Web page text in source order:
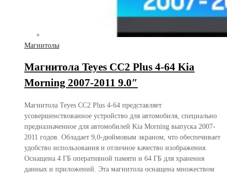
Магнитолы
Магнитола Teyes CC2 Plus 4-64 Kia
Morning 2007-2011 9.0″
Магнитола Teyes CC2 Plus 4-64 представляет
усовершенствованное устройство для автомобиля, специально
предназначенное для автомобилей Kia Morning выпуска 2007-
2011 годов. Обладает 9,0-дюймовым экраном, что обеспечивает
удобство использования и отличное качество изображения.
Оснащена 4 ГБ оперативной памяти и 64 ГБ для хранения
данных и приложений. Эта магнитола оснащена множеством